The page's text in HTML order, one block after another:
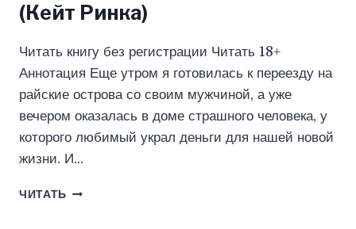
(Кейт Ринка)
Читать книгу без регистрации Читать 18+
Аннотация Еще утром я готовилась к переезду на
райские острова со своим мужчиной, а уже
вечером оказалась в доме страшного человека, у
которого любимый украл деньги для нашей новой
жизни. И…
ЧИТАТЬ ЛЮБИМАЯ